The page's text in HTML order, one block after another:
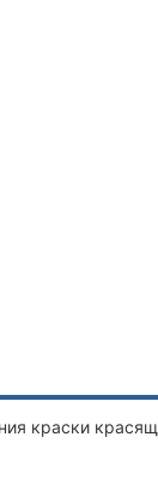
краски